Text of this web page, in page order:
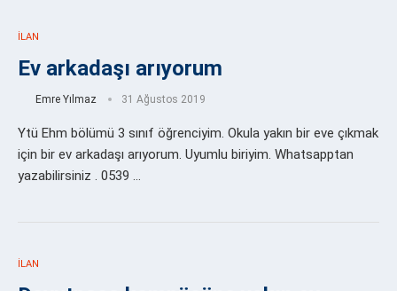
İLAN
Ev arkadaşı arıyorum
Emre Yılmaz 31 Ağustos 2019
Ytü Ehm bölümü 3 sınıf öğrenciyim. Okula yakın bir eve çıkmak
için bir ev arkadaşı arıyorum. Uyumlu biriyim. Whatsapptan
yazabilirsiniz . 0539 …
İLAN